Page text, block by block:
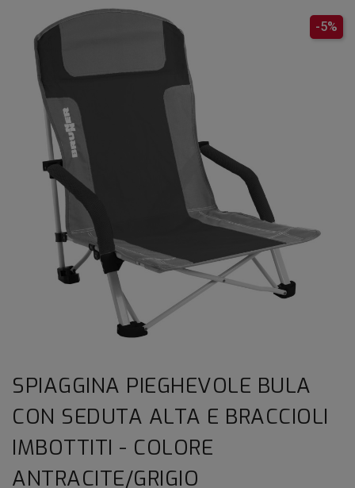
-5%
SPIAGGINA PIEGHEVOLE BULA
CON SEDUTA ALTA E BRACCIOLI
IMBOTTITI - COLORE
ANTRACITE/GRIGIO